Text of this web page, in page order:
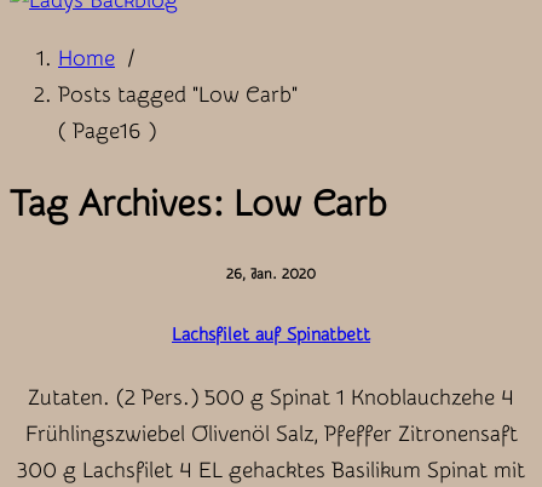
Home /
Posts tagged "Low Carb"
( Page16 )
Tag Archives: Low Carb
26, Jan. 2020
Lachsfilet auf Spinatbett
Zutaten. (2 Pers.) 500 g Spinat 1 Knoblauchzehe 4
Frühlingszwiebel Olivenöl Salz, Pfeffer Zitronensaft
300 g Lachsfilet 4 EL gehacktes Basilikum Spinat mit